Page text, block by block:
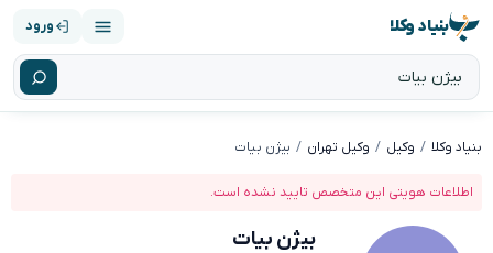
بنیاد وکلا ورود
بنیاد وکلا وکیل وکیل تهران بیژن بیات
اطلاعات هویتی این متخصص تایید نشده است.
بیژن بیات